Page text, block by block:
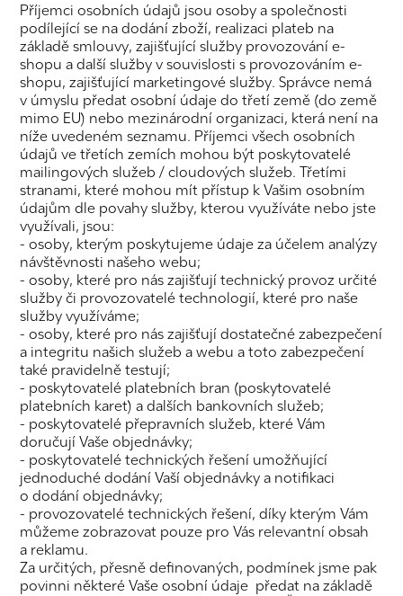
Příjemci osobních údajů jsou osoby a společnosti
podílející se na dodání zboží, realizaci plateb na
základě smlouvy, zajišťující služby provozování e-
shopu a další služby v souvislosti s provozováním e-
shopu, zajišťující marketingové služby. Správce nemá
v úmyslu předat osobní údaje do třetí země (do země
mimo EU) nebo mezinárodní organizaci, která není na
níže uvedeném seznamu. Příjemci všech osobních
údajů ve třetích zemích mohou být poskytovatelé
mailingových služeb / cloudových služeb. Třetími
stranami, které mohou mít přístup k Vašim osobním
údajům dle povahy služby, kterou využíváte nebo jste
využívali, jsou:
- osoby, kterým poskytujeme údaje za účelem analýzy
návštěvnosti našeho webu;
- osoby, které pro nás zajišťují technický provoz určité
služby či provozovatelé technologií, které pro naše
služby využíváme;
- osoby, které pro nás zajišťují dostatečné zabezpečení
a integritu našich služeb a webu a toto zabezpečení
také pravidelně testují;
- poskytovatelé platebních bran (poskytovatelé
platebních karet) a dalších bankovních služeb;
- poskytovatelé přepravních služeb, které Vám
doručují Vaše objednávky;
- poskytovatelé technických řešení umožňující
jednoduché dodání Vaší objednávky a notifikaci
o dodání objednávky;
- provozovatelé technických řešení, díky kterým Vám
můžeme zobrazovat pouze pro Vás relevantní obsah
a reklamu.
Za určitých, přesně definovaných, podmínek jsme pak
povinni některé Vaše osobní údaje předat na základě